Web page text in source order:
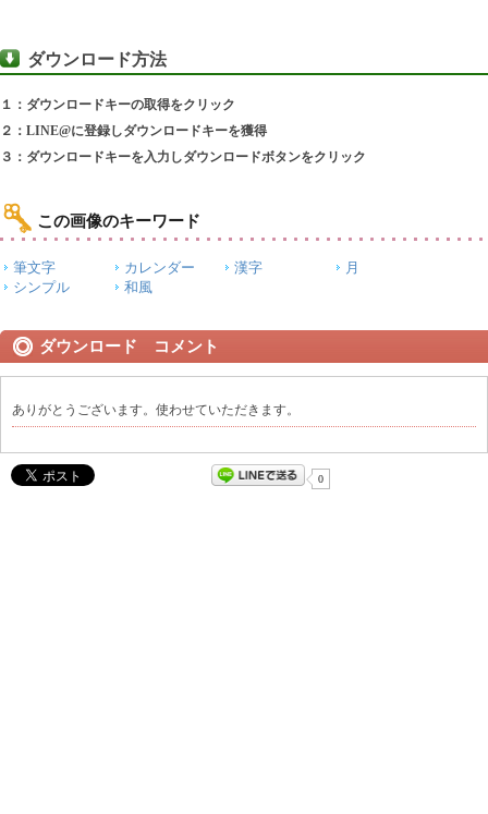
ダウンロード方法
１：ダウンロードキーの取得をクリック
２：LINE@に登録しダウンロードキーを獲得
３：ダウンロードキーを入力しダウンロードボタンをクリック
この画像のキーワード
筆文字 カレンダー 漢字
月
シンプル
和風
ダウンロード コメント
ありがとうございます。使わせていただきます。
0